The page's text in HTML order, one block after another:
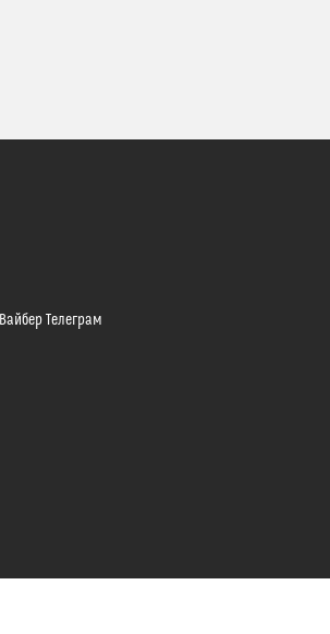
Вайбер Телеграм